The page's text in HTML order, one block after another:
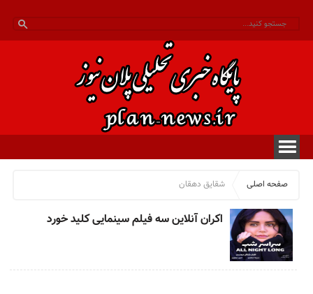
صفحه اصلی شقایق دهقان
اکران آنلاین سه فیلم سینمایی کلید خورد